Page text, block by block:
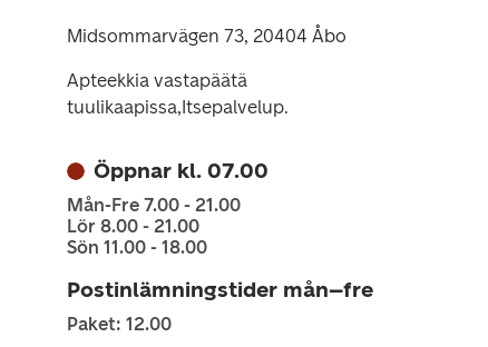
Midsommarvägen 73, 20404 Åbo
Apteekkia vastapäätä
tuulikaapissa,Itsepalvelup.
Öppnar kl. 07.00
Mån-Fre 7.00 - 21.00
Lör 8.00 - 21.00
Sön 11.00 - 18.00
Postinlämningstider mån–fre
Paket: 12.00